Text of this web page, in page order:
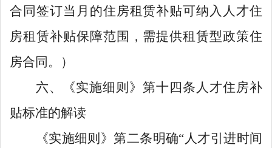
合同签订当月的住房租赁补贴可纳入人才住
房租赁补贴保障范围，需提供租赁型政策住
房合同 。
）
六、《实施细则》第十四条人才住房补
贴标准的解读
《实施细则》第二条明确“ 人才引进时间